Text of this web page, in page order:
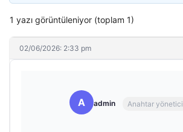
1 yazı görüntüleniyor (toplam 1)
02/06/2026: 2:33 pm
A admin Anahtar yönetici